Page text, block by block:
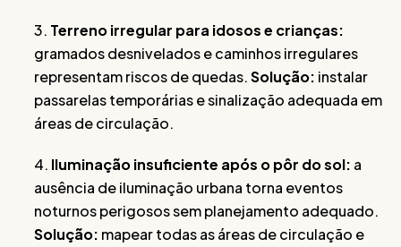
3. Terreno irregular para idosos e crianças:
gramados desnivelados e caminhos irregulares
representam riscos de quedas.Solução: instalar
passarelas temporárias e sinalização adequada em
áreas de circulação.
4. Iluminação insuficiente após o pôr do sol: a
ausência de iluminação urbana torna eventos
noturnos perigosos sem planejamento adequado.
Solução: mapear todas as áreas de circulação e